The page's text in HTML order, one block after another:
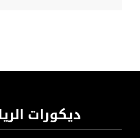
ديكورات